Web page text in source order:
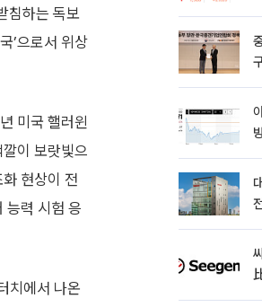
침하는 독보
’으로서 위상
미국 핼러윈
이 보랏빛으
현상이 전
능력 시험 응
치에서 나온